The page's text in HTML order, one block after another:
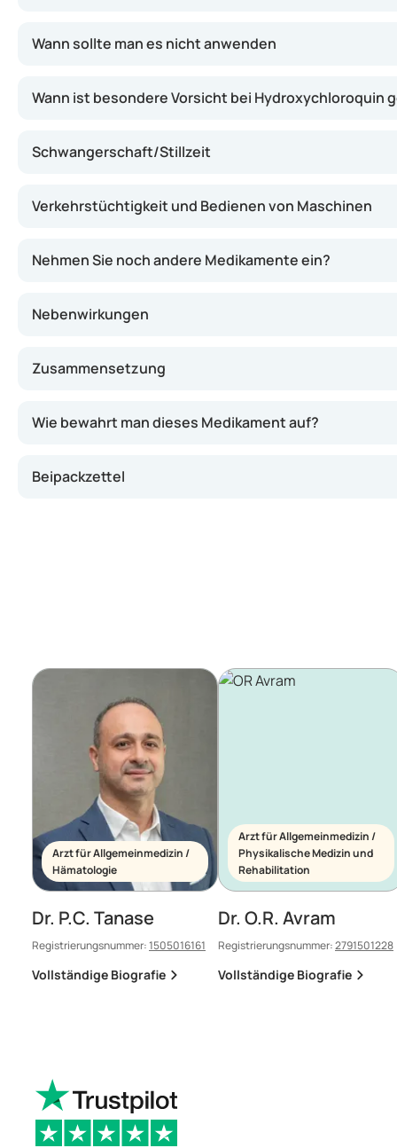
Wann sollte man es nicht anwenden
Wann ist besondere Vorsicht bei Hydroxychloroquin
Schwangerschaft/Stillzeit
Verkehrstüchtigkeit und Bedienen von Maschinen
Nehmen Sie noch andere Medikamente ein?
Nebenwirkungen
Zusammensetzung
Wie bewahrt man dieses Medikament auf?
Beipackzettel
Arzt für Allgemeinmedizin /
Hämatologie
Dr. P.C. Tanase
Registrierungsnummer:1505016161
Vollständige Biografie
Arzt für Allgemeinmedizin /
Physikalische Medizin und
Rehabilitation
Dr. O.R. Avram
Registrierungsnummer:2791501228
Vollständige Biografie